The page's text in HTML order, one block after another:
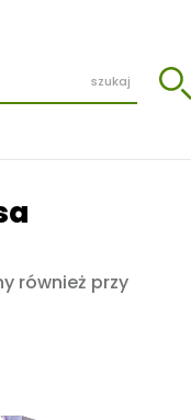
również przy